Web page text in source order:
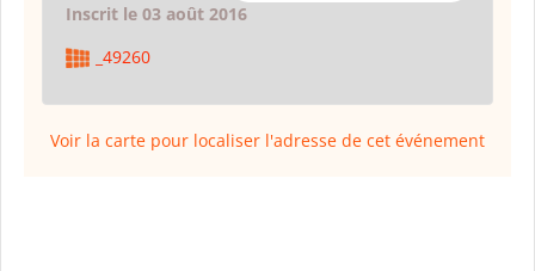
Inscrit le 03 août 2016
_49260
Voir la carte pour localiser l'adresse de cet événement